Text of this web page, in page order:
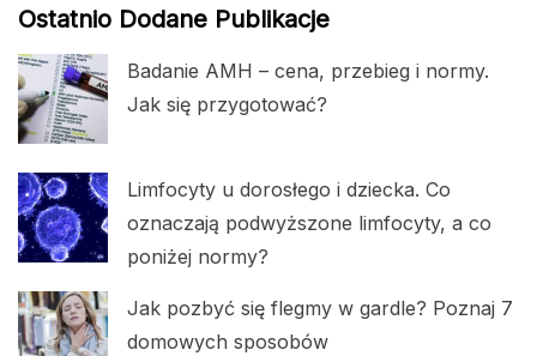
Ostatnio Dodane Publikacje
Badanie AMH – cena, przebieg i normy.
Jak się przygotować?
Limfocyty u dorosłego i dziecka. Co
oznaczają podwyższone limfocyty, a co
poniżej normy?
Jak pozbyć się flegmy w gardle? Poznaj 7
domowych sposobów